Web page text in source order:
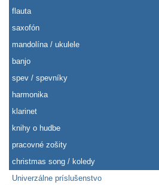
flauta
saxofón
mandolína / ukulele
banjo
spev / spevníky
harmonika
klarinet
knihy o hudbe
pracovné zošity
christmas song / koledy
Univerzálne príslušenstvo